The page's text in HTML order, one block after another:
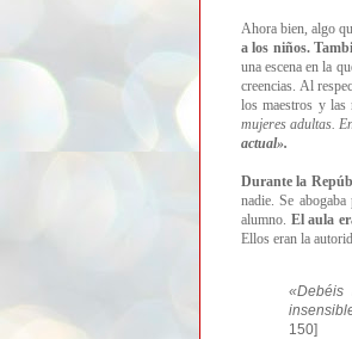
Ahora bien, algo
a los niños.
una escena en la
creencias. Al
los maestros y las
mujeres adultas.
actual».
Durante la
nadie. Se
alumno. El aula
Ellos eran la
«Debéis
150]